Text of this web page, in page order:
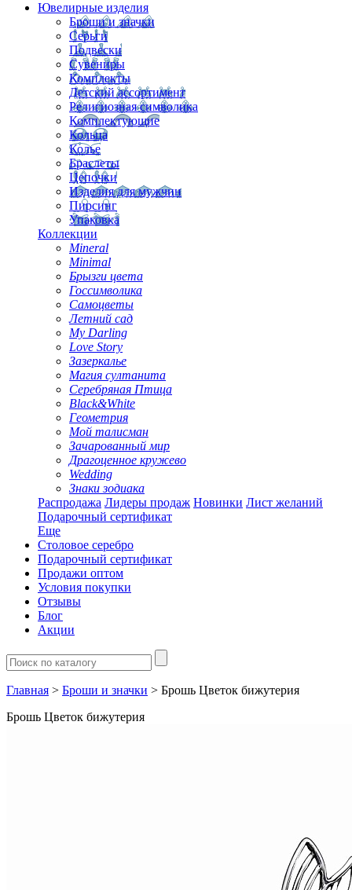
Ювелирные изделия
Броши и значки
Серьги
Подвески
Сувениры
Комплекты
Детский ассортимент
Религиозная символика
Комплектующие
Кольца
Колье
Браслеты
Цепочки
Изделия для мужчин
Пирсинг
Упаковка
Коллекции
Mineral
Minimal
Брызги цвета
Госсимволика
Самоцветы
Летний сад
My Darling
Love Story
Зазеркалье
Магия султанита
Серебряная Птица
Black&White
Геометрия
Мой талисман
Зачарованный мир
Драгоценное кружево
Wedding
Знаки зодиака
Распродажа Лидеры продаж Новинки Лист желаний
Подарочный сертификат
Еще
Столовое серебро
Подарочный сертификат
Продажи оптом
Условия покупки
Отзывы
Блог
Акции
Главная > Броши и значки > Брошь Цветок бижутерия
Брошь Цветок бижутерия